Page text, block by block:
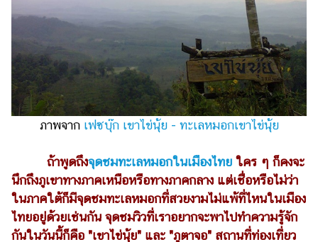
สุขภาพ
ท่อง
เที่ยว
สูตร
ง่ายๆ
ช้อป
ปิ้ง
ภาพจาก เฟซบุ๊ก เขาไข่นุ้ย - ทะเลหมอกเขาไข่นุ้ย
ถ้าพูดถึงจุดชมทะเลหมอกในเมืองไทย ใคร ๆ ก็คงจะ
นึกถึงภูเขาทางภาคเหนือหรือทางภาคกลาง แต่เชื่อหรือไม่ว่า
ในภาคใต้ก็มีจุดชมทะเลหมอกที่สวยงามไม่แพ้ที่ไหนในเมือง
ไทยอยู่ด้วยเช่นกัน จุดชมวิวที่เราอยากจะพาไปทำความรู้จัก
กันในวันนี้ก็คือ "เขาไข่นุ้ย" และ "ภูตาจอ" สถานที่ท่องเที่ยว